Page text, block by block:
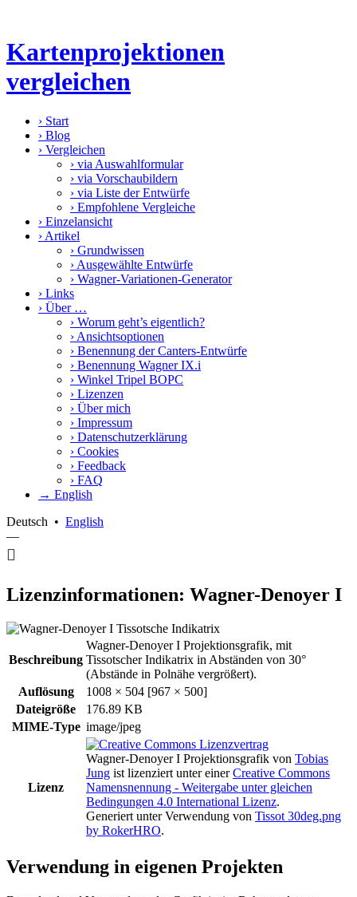
Kartenprojektionen
vergleichen
› Start
› Blog
› Vergleichen
› via Auswahlformular
› via Vorschaubildern
› via Liste der Entwürfe
› Empfohlene Vergleiche
› Einzelansicht
› Artikel
› Grundwissen
› Ausgewählte Entwürfe
› Wagner-Variationen-Generator
› Links
› Über …
› Worum geht’s eigentlich?
› Ansichtsoptionen
› Benennung der Canters-Entwürfe
› Benennung Wagner IX.i
› Winkel Tripel BOPC
› Lizenzen
› Über mich
› Impressum
› Datenschutzerklärung
› Cookies
› Feedback
› FAQ
→ English
Deutsch • English
—
Lizenzinformationen: Wagner-Denoyer I
Beschreibung
Wagner-Denoyer I Projektionsgrafik, mit
Tissotscher Indikatrix in Abständen von 30°
(Abstände in Polnähe vergrößert).
Auflösung
1008 × 504 [967 × 500]
Dateigröße
176.89 KB
MIME-Type image/jpeg
Lizenz
Wagner-Denoyer I Projektionsgrafik von Tobias
Jung ist lizenziert unter einerCreative Commons
Namensnennung - Weitergabe unter gleichen
Bedingungen 4.0 International Lizenz.
Generiert unter Verwendung von Tissot 30deg.png
by RokerHRO.
Verwendung in eigenen Projekten